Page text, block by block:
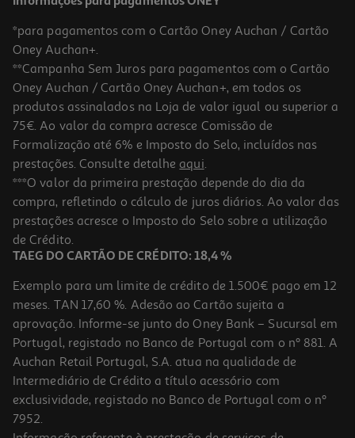
Copo Lovi First Cup Antiderrame
13.41 €/un
13,41 €
*para pagamentos com o Cartão Oney Auchan / Cartão
Oney Auchan+.
**Campanha Sem Juros para pagamentos com o Cartão
Oney Auchan / Cartão Oney Auchan+, em todos os
produtos assinalados na Loja de valor igual ou superior a
75€. Ao valor da compra acresce Comissão de
Formalização até 6% e Imposto do Selo, incluídos nas
prestações. Consulte detalhe aqui.
***O valor da primeira prestação depende do dia da
compra, refletindo o cálculo de juros diários. Ao valor das
prestações acresce o Imposto do Selo sobre a utilização
de Crédito.
TAEG DO CARTÃO DE CRÉDITO: 18,4 %
Exemplo para um limite de crédito de 1.500€ pago em 12
meses. TAN 17,60 %. Adesão ao Cartão sujeita a
aprovação. Informe-se junto do Oney Bank – Sucursal em
Portugal, registado no Banco de Portugal com o nº 881. A
Auchan Retail Portugal, S.A. atua na qualidade de
Intermediário de Crédito a título acessório com
exclusividade, registado no Banco de Portugal com o nº
7952.